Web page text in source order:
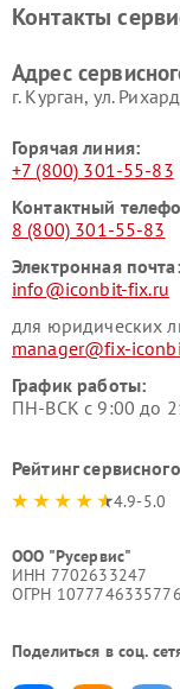
Контакты
Адрес
г. Курган, ул.
Горячая линия:
+7 (800) 301-55-83
Контактный
8 (800) 301-55-83
Электронная почта:
info@iconbit-fix.ru
для юридических
manager@fix-
График работы:
ПН-ВСК с 9:00 до
Рейтинг
4.9-5.0
ООО "Русервис"
ИНН 7702633247
ОГРН 1077746335776
Поделиться в соц.